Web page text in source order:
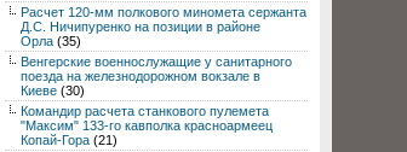
Расчет 120-мм полкового миномета сержанта
Д.С. Ничипуренко на позиции в районе
Орла (35)
Венгерские военнослужащие у санитарного
поезда на железнодорожном вокзале в
Киеве (30)
Командир расчета станкового пулемета
"Максим" 133-го кавполка красноармеец
Копай-Гора (21)